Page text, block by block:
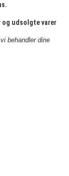
udsolgte varer
behandler dine